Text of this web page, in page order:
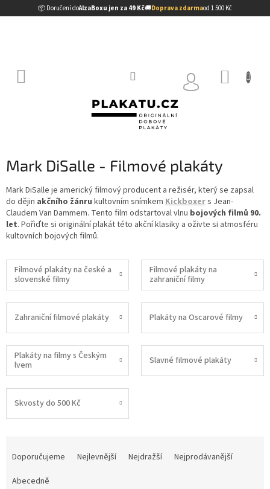
📦 Doručení doAlzaBoxu jen za 49 Kč🚚Doprava zdarmaod 1 500 Kč
na
Mark DiSalle - Filmové plakáty
Mark DiSalle je americký filmový producent a režisér, který se zapsal
do dějin akčního žánru kultovním snímkem Kickboxers Jean-
Claudem Van Dammem. Tento film odstartoval vlnu bojových filmů 90.
let. Pořiďte si originální plakát této akční klasiky a oživte si atmosféru
kultovních bojových filmů.
Filmové plakáty na české a
slovenské filmy
Filmové plakáty na
zahraniční filmy
Zahraniční filmové plakáty Plakáty na Oscarové filmy
Plakáty na filmy s Českým
lvem
Slavné filmové plakáty
Skvosty do 500 Kč
Doporučujeme Nejlevnější Nejdražší
Nejprodávanější
Abecedně